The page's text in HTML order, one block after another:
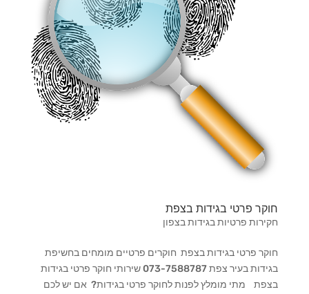
חוקר פרטי בגידות בצפת
חקירות פרטיות בגידות בצפון
חוקר פרטי בגידות בצפת חוקרים פרטיים מומחים בחשיפת
בגידות בעיר צפת 073-7588787 שירותי חוקר פרטי בגידות
בצפת מתי מומלץ לפנות לחוקר פרטי בגידות? אם יש לכם